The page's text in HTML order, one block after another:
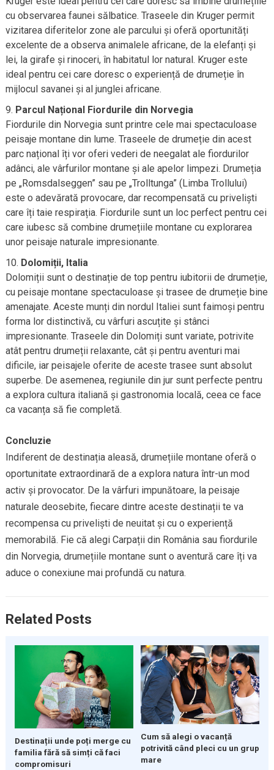
cu observarea faunei sălbatice. Traseele din Kruger permit
vizitarea diferitelor zone ale parcului și oferă oportunități
excelente de a observa animalele africane, de la elefanți și
lei, la girafe și rinoceri, în habitatul lor natural. Kruger este
ideal pentru cei care doresc o experiență de drumeție în
mijlocul savanei și al junglei africane.
Parcul Național Fiordurile din Norvegia
Fiordurile din Norvegia sunt printre cele mai spectaculoase
peisaje montane din lume. Traseele de drumeție din acest
parc național îți vor oferi vederi de neegalat ale fiordurilor
adânci, ale vârfurilor montane și ale apelor limpezi. Drumeția
pe „Romsdalseggen” sau pe „Trolltunga” (Limba Trollului)
este o adevărată provocare, dar recompensată cu priveliști
care îți taie respirația. Fiordurile sunt un loc perfect pentru cei
care iubesc să combine drumețiile montane cu explorarea
unor peisaje naturale impresionante.
Dolomiții, Italia
Dolomiții sunt o destinație de top pentru iubitorii de drumeție,
cu peisaje montane spectaculoase și trasee de drumeție bine
amenajate. Aceste munți din nordul Italiei sunt faimoși pentru
forma lor distinctivă, cu vârfuri ascuțite și stânci
impresionante. Traseele din Dolomiți sunt variate, potrivite
atât pentru drumeții relaxante, cât și pentru aventuri mai
dificile, iar peisajele oferite de aceste trasee sunt absolut
superbe. De asemenea, regiunile din jur sunt perfecte pentru
a explora cultura italiană și gastronomia locală, ceea ce face
ca vacanța să fie completă.
Concluzie
Indiferent de destinația aleasă, drumețiile montane oferă o
oportunitate extraordinară de a explora natura într-un mod
activ și provocator. De la vârfuri impunătoare, la peisaje
naturale deosebite, fiecare dintre aceste destinații te va
recompensa cu priveliști de neuitat și cu o experiență
memorabilă. Fie că alegi Carpații din România sau fiordurile
din Norvegia, drumețiile montane sunt o aventură care îți va
aduce o conexiune mai profundă cu natura.
Related Posts
Destinații unde poți merge cu
familia fără să simți că faci
compromisuri
Cum să alegi o vacanță
potrivită când pleci cu un grup
mare